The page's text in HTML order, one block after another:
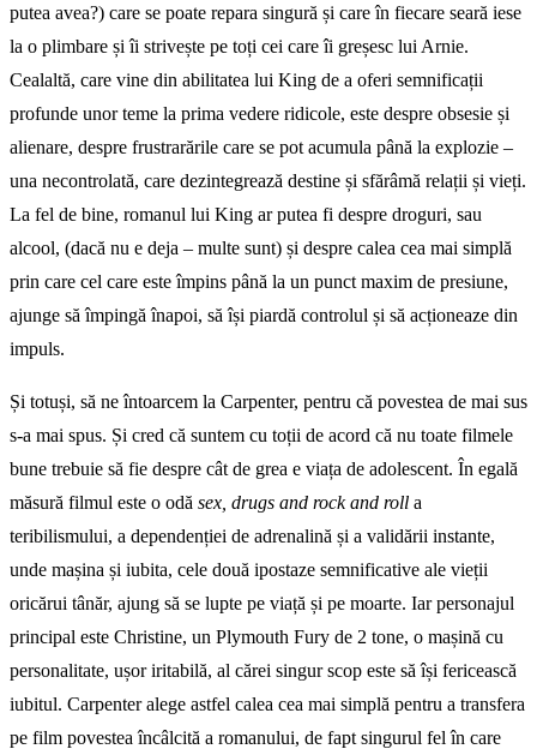
putea avea?) care se poate repara singură și care în fiecare seară iese
la o plimbare și îi strivește pe toți cei care îi greșesc lui Arnie.
Cealaltă, care vine din abilitatea lui King de a oferi semnificații
profunde unor teme la prima vedere ridicole, este despre obsesie și
alienare, despre frustrarările care se pot acumula până la explozie –
una necontrolată, care dezintegrează destine și sfărâmă relații și vieți.
La fel de bine, romanul lui King ar putea fi despre droguri, sau
alcool, (dacă nu e deja – multe sunt) și despre calea cea mai simplă
prin care cel care este împins până la un punct maxim de presiune,
ajunge să împingă înapoi, să își piardă controlul și să acționeaze din
impuls.
Și totuși, să ne întoarcem la Carpenter, pentru că povestea de mai sus
s-a mai spus. Și cred că suntem cu toții de acord că nu toate filmele
bune trebuie să fie despre cât de grea e viața de adolescent. În egală
măsură filmul este o odă sex, drugs and rock and roll a
teribilismului, a dependenției de adrenalină și a validării instante,
unde mașina și iubita, cele două ipostaze semnificative ale vieții
oricărui tânăr, ajung să se lupte pe viață și pe moarte. Iar personajul
principal este Christine, un Plymouth Fury de 2 tone, o mașină cu
personalitate, ușor iritabilă, al cărei singur scop este să își fericească
iubitul. Carpenter alege astfel calea cea mai simplă pentru a transfera
pe film povestea încâlcită a romanului, de fapt singurul fel în care